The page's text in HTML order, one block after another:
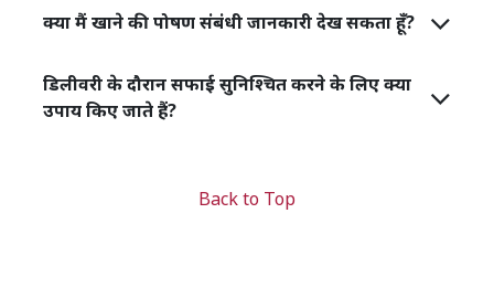
क्या मैं खाने की पोषण संबंधी जानकारी देख सकता हूँ?
डिलीवरी के दौरान सफाई सुनिश्चित करने के लिए क्या
उपाय किए जाते हैं?
Back to Top